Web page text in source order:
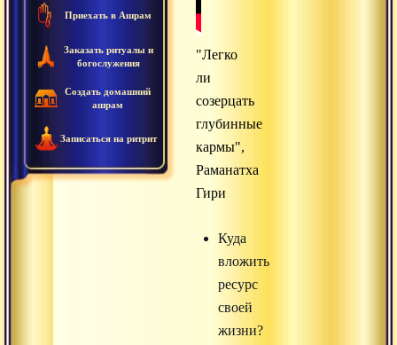
Приехать в Ашрам
Заказать ритуалы и
богослужения
Создать домашний
ашрам
Записаться на ритрит
"Легко
ли
созерцать
глубинные
кармы",
Раманатха
Гири
Куда
вложить
ресурс
своей
жизни?